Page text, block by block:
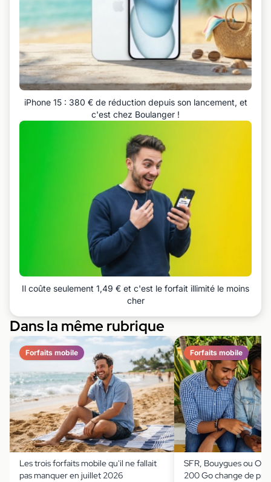
iPhone 15 : 380 € de réduction depuis son lancement, et
c'est chez Boulanger !
Il coûte seulement 1,49 € et c'est le forfait illimité le moins
cher
Dans la même rubrique
Forfaits mobile
Les trois forfaits mobile qu'il ne fallait
pas manquer en juillet 2026
Forfaits mobile
SFR, Bouygues ou
200 Go change de